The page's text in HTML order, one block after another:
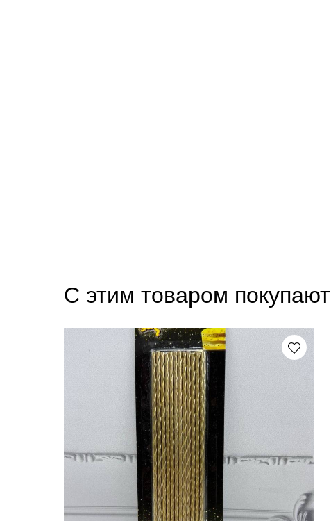
С этим товаром покупают